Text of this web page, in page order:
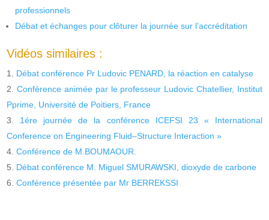
professionnels
Débat et échanges pour clôturer la journée sur l’accréditation
Vidéos similaires :
Débat conférence Pr Ludovic PENARD, la réaction en catalyse
Conférence animée par le professeur Ludovic Chatellier, Institut
Pprime, Université de Poitiers, France
1ére journée de la conférence ICEFSI 23 « International
Conference on Engineering Fluid–Structure Interaction »
Conférence de M.BOUMAOUR.
Débat conférence M. Miguel SMURAWSKI, dioxyde de carbone
Conférence présentée par Mr BERREKSSI